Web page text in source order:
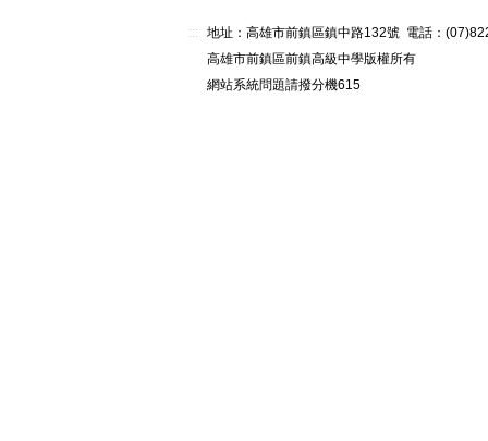
:::
地址：高雄市前鎮區鎮中路132號 電話：
高雄市前鎮區前鎮高級中學版權所有
網站系統問題請撥分機615